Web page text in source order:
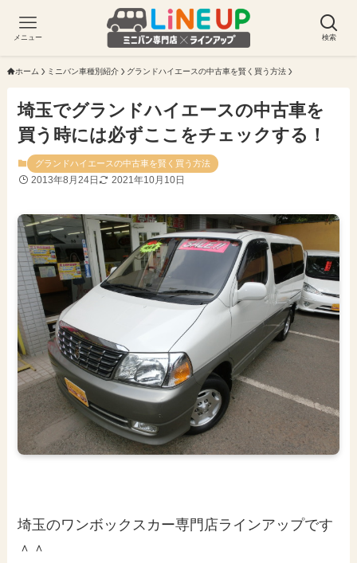
検索
メニュー
ホーム ミニバン車種別紹介 グランドハイエースの中古車を賢く買う方法
埼玉でグランドハイエースの中古車を
買う時には必ずここをチェックする！
グランドハイエースの中古車を賢く買う方法
2013年8月24日 2021年10月10日
埼玉のワンボックスカー専門店ラインアップです
＾＾